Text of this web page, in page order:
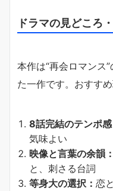
ドラマの見どころ
本作は“再会ロマンス
た一作です。おすす
8話完結のテンポ感
気味よい
映像と言葉の余韻：
と、刺さる台詞
等身大の選択： 恋